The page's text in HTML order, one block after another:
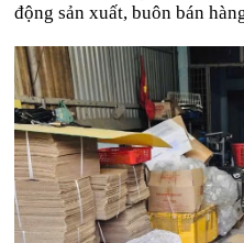
động sản xuất, buôn bán